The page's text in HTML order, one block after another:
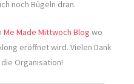
noch Bügeln dran.
Me Made Mittwoch Blog wo
eröffnet wird. Vielen Dank
die Organisation!